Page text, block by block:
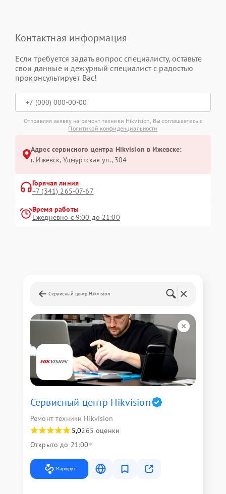
Контактная информация
Если требуется задать вопрос специалисту, оставьте
свои данные и дежурный специалист с радостью
проконсультирует Вас!
Отправляя заявку на ремонт техники Hikvision, Вы соглашаетесь с
Политикой конфиденциальности
Адрес сервисного центра Hikvision в Ижевске:
г. Ижевск, Удмуртская ул., 304
Горячая линия
+7 (341) 265-07-67
Время работы
Ежедневно с 9:00 до 21:00
Сервисный центр Hikvision
Сервисный центр Hikvision
Ремонт техники Hikvision
5,0265 оценки
Открыто до 21:00
Маршрут